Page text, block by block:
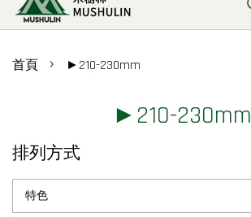
首頁 › ►210-230mm
►210-230mm
排列方式